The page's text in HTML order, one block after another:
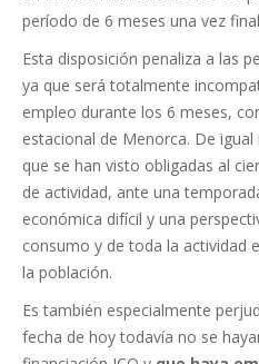
período de 6 meses una vez
Esta disposición penaliza a las
ya que será totalmente
empleo durante los 6 meses,
estacional de Menorca. De
que se han visto obligadas al
de actividad, ante una
económica difícil y una
consumo y de toda la actividad
la población.
Es también especialmente
fecha de hoy todavía no se